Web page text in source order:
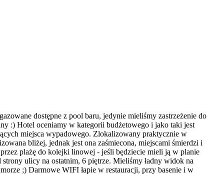
dostępne z pool baru, jedynie mieliśmy zastrzeżenie do
:) Hotel oceniamy w kategorii budżetowego i jako taki jest
miejsca wypadowego. Zlokalizowany praktycznie w
bliżej, jednak jest ona zaśmiecona, miejscami śmierdzi i
plażę do kolejki linowej - jeśli będziecie mieli ją w planie
ulicy na ostatnim, 6 piętrze. Mieliśmy ładny widok na
;) Darmowe WIFI łapie w restauracji, przy basenie i w